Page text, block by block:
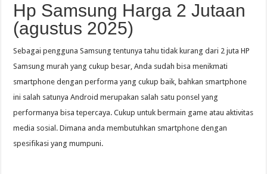
Hp Samsung Harga 2 Jutaan
(agustus 2025)
Sebagai pengguna Samsung tentunya tahu tidak kurang dari 2 juta HP
Samsung murah yang cukup besar, Anda sudah bisa menikmati
smartphone dengan performa yang cukup baik, bahkan smartphone
ini salah satunya Android merupakan salah satu ponsel yang
performanya bisa tepercaya. Cukup untuk bermain game atau aktivitas
media sosial. Dimana anda membutuhkan smartphone dengan
spesifikasi yang mumpuni.